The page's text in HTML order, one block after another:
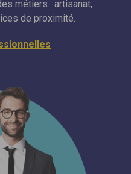
métiers : artisanat,
de proximité.